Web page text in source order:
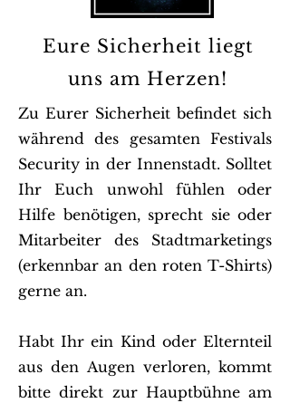
Eure Sicherheit liegt
uns am Herzen!
Zu Eurer Sicherheit befindet sich
während des gesamten Festivals
Security in der Innenstadt. Solltet
Ihr Euch unwohl fühlen oder
Hilfe benötigen, sprecht sie oder
Mitarbeiter des Stadtmarketings
(erkennbar an den roten T-Shirts)
gerne an.
Habt Ihr ein Kind oder Elternteil
aus den Augen verloren, kommt
bitte direkt zur Hauptbühne am